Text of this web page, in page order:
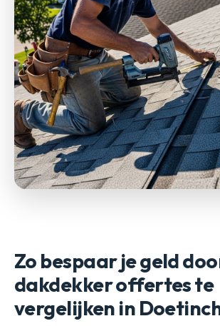
Zo bespaar je geld
dakdekker offertes te
vergelijken in